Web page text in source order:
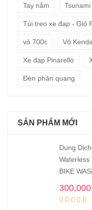
Tay nắm
Túi treo xe đạp - Giỏ
vỏ 700c Vỏ Kenda
Xe đạp Pinarello
Đèn phản quang
SẢN PHẨM MỚI
Dung
Waterless
BIKE
300,000